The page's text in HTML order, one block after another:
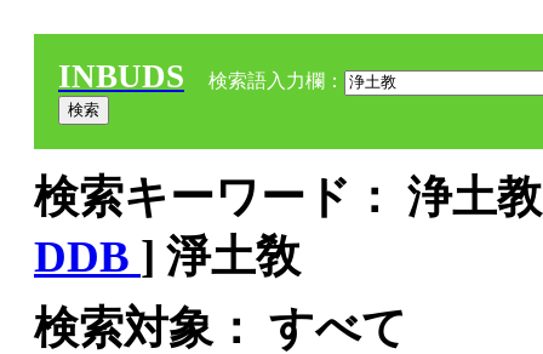
INBUDS 検索語入力欄：
検索キーワード： 浄土
DDB ] 淨土敎
検索対象： すべて